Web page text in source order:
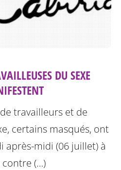
DU SEXE
travailleurs et de
certains masqués, ont
après-midi (06 juillet) à
contre (…)